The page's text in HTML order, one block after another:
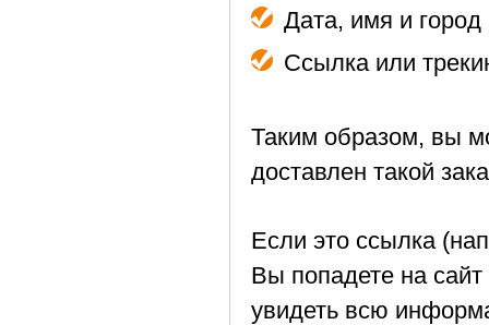
Дата, имя и город
Ссылка или
Таким образом, вы
доставлен такой
Если это ссылка
Вы попадете на
увидеть всю